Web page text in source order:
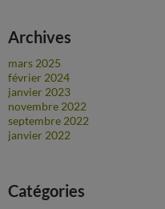
Archives
mars 2025
février 2024
janvier 2023
novembre 2022
septembre 2022
janvier 2022
Catégories